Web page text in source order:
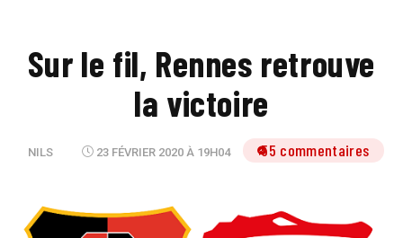
Sur le fil, Rennes retrouve
la victoire
NILS 23 FÉVRIER 2020 À 19H04 55 commentaires